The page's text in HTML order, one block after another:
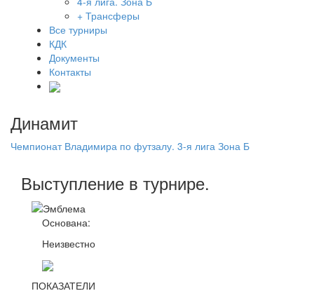
+ Трансферы
Все турниры
КДК
Документы
Контакты
Динамит
Чемпионат Владимира по футзалу. 3-я лига Зона Б
Выступление в турнире.
Основана:
Неизвестно
ПОКАЗАТЕЛИ